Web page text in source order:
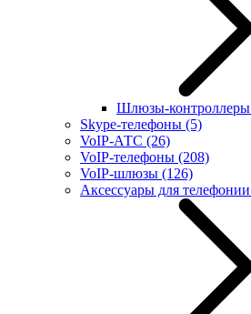
Шлюзы-контроллеры
Skype-телефоны (5)
VoIP-АТС (26)
VoIP-телефоны (208)
VoIP-шлюзы (126)
Аксессуары для телефонии